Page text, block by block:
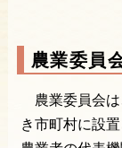
農業委員
農業委員会
き市町村に設